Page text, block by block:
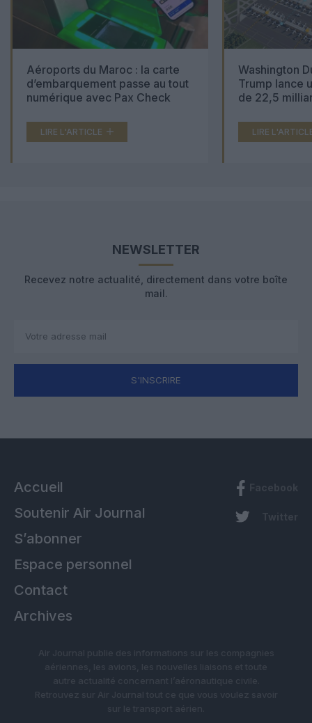
Aéroports du Maroc : la carte
d’embarquement passe au tout
numérique avec Pax Check
LIRE L'ARTICLE
Washington
Trump lance
de 22,5
LIRE
NEWSLETTER
Recevez notre actualité, directement dans votre boîte
mail.
S'INSCRIRE
Accueil
Soutenir Air Journal
S’abonner
Espace personnel
Contact
Archives